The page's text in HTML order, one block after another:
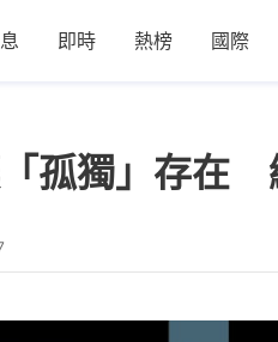
即時 熱榜 國際
「孤獨」存在